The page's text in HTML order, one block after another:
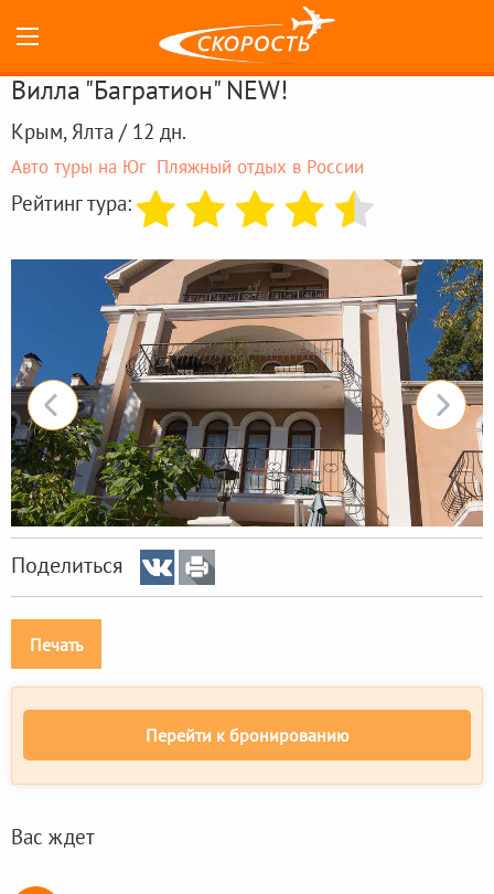
Вилла "Багратион" NEW!
Крым, Ялта / 12 дн.
Авто туры на Юг Пляжный отдых в России
Рейтинг тура:
Поделиться
Печать
Перейти к бронированию
Вас ждет